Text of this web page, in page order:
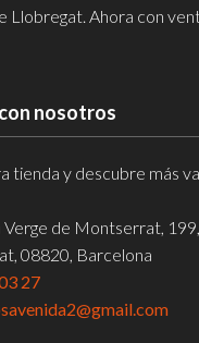
Llobregat. Ahora con
nosotros
tienda y descubre más
Verge de Montserrat,
08820, Barcelona
27